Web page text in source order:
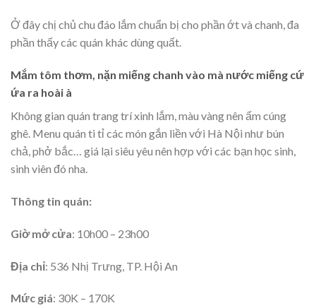
Ở đây chị chủ chu đáo lắm chuẩn bị cho phần ớt và chanh, đa
phần thấy các quán khác dùng quất.
Mắm tôm thơm, nặn miếng chanh vào mà nước miếng cứ
ứa ra hoài à
Không gian quán trang trí xinh lắm, màu vàng nên ấm cúng
ghê. Menu quán ti tỉ các món gắn liền với Hà Nội như bún
chả, phở bắc… giá lại siêu yêu nên hợp với các bạn học sinh,
sinh viên đó nha.
Thông tin quán:
Giờ mở cửa: 10h00 – 23h00
Địa chỉ: 536 Nhị Trưng, TP. Hội An
Mức giá: 30K – 170K